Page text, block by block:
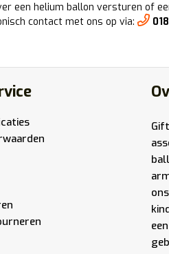
een helium ballon versturen of
contact met ons op via: